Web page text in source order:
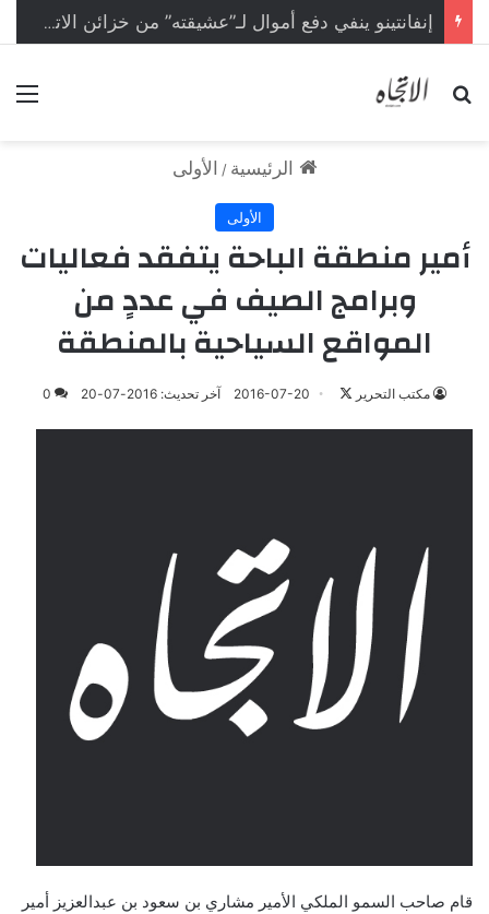
إنفانتينو ينفي دفع أموال لـ”عشيقته” من خزائن الاتحاد الأوروبي
بحث عن
الرئيسية / الأولى
الأولى
أمير منطقة الباحة يتفقد فعاليات
وبرامج الصيف في عددٍ من
المواقع السياحية بالمنطقة
مكتب التحرير
X
2016-07-20 آخر تحديث: 2016-07-20 0
قام صاحب السمو الملكي الأمير مشاري بن سعود بن عبدالعزيز أمير